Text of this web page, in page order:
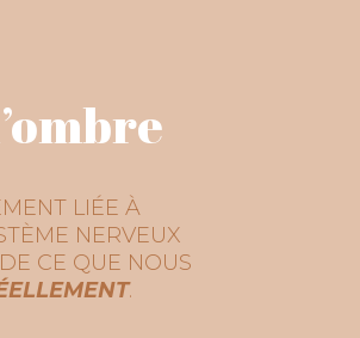
LIÉE À
NERVEUX
CE QUE NOUS
.